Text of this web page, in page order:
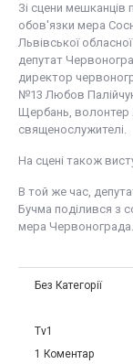
Зі сцени мешканців
обов'язки мера
Львівської
депутат
директор
№13 Любов
Щербань, волонтер
священослужителі.
На сцені також
В той же час,
Бучма поділився з
мера Червонограда.
Без Категорії
Tv1
1 Коментар